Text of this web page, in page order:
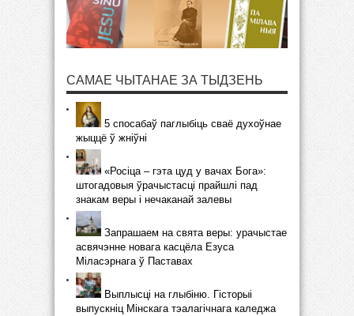
САМАЕ ЧЫТАНАЕ ЗА ТЫДЗЕНЬ
5 спосабаў паглыбіць сваё духоўнае
жыццё ў жніўні
«Росіца – гэта цуд у вачах Бога»:
штогадовыя ўрачыстасці прайшлі пад
знакам веры і нечаканай залевы
Запрашаем на свята веры: урачыстае
асвячэнне новага касцёла Езуса
Міласэрнага ў Паставах
Выплысці на глыбіню. Гісторыі
выпускніц Мінскага тэалагічнага каледжа